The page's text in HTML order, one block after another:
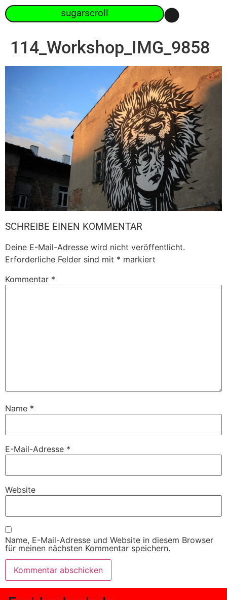
sugarscroll
114_Workshop_IMG_9858
SCHREIBE EINEN KOMMENTAR
Deine E-Mail-Adresse wird nicht veröffentlicht.
Erforderliche Felder sind mit * markiert
Kommentar *
Name *
E-Mail-Adresse *
Website
Name, E-Mail-Adresse und Website in diesem Browser
für meinen nächsten Kommentar speichern.